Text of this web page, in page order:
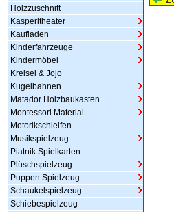
Holzzuschnitt
Kasperltheater
Kaufladen
Kinderfahrzeuge
Kindermöbel
Kreisel & Jojo
Kugelbahnen
Matador Holzbaukasten
Montessori Material
Motorikschleifen
Musikspielzeug
Piatnik Spielkarten
Plüschspielzeug
Puppen Spielzeug
Schaukelspielzeug
Schiebespielzeug